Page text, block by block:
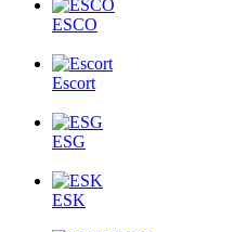
ESCO
Escort
ESG
ESK